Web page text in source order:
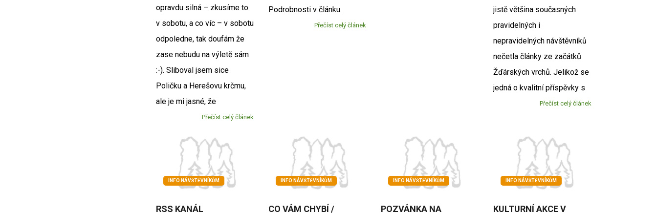
opravdu silná – zkusíme to
v sobotu, a co víc – v sobotu
odpoledne, tak doufám že
zase nebudu na výletě sám
:-). Sliboval jsem sice
Poličku a Herešovu krčmu,
ale je mi jasné, že
Přečíst celý článek
Podrobnosti v článku.
Přečíst celý článek
jistě většina současných
pravidelných i
nepravidelných návštěvníků
nečetla články ze začátků
Žďárských vrchů. Jelikož se
jedná o kvalitní příspěvky s
Přečíst celý článek
INFO NÁVŠTĚVNÍKŮM
RSS KANÁL
INFO NÁVŠTĚVNÍKŮM
CO VÁM CHYBÍ /
INFO NÁVŠTĚVNÍKŮM
POZVÁNKA NA
INFO NÁVŠTĚVNÍKŮM
KULTURNÍ AKCE V